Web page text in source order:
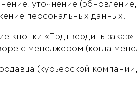
уточнение
персональных данных.
кнопки «Подтвердить
с менеджером (когда
(курьерской